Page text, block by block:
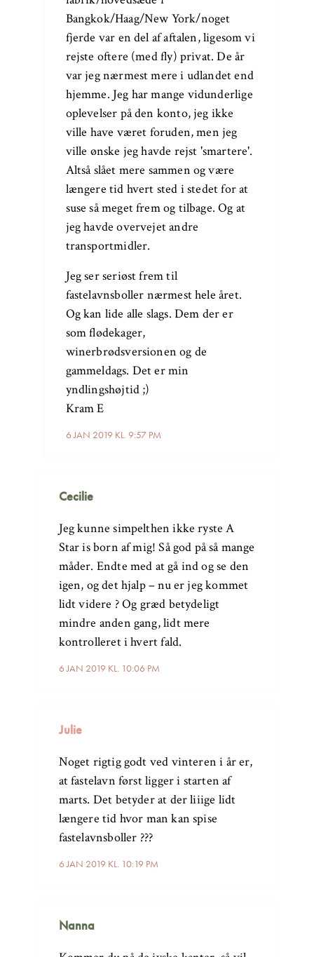
6 JAN 2019 KL. 9:57 PM
Bangkok/Haag/New York/noget
fjerde var en del af aftalen, ligesom vi
rejste oftere (med fly) privat. De år
var jeg nærmest mere i udlandet end
hjemme. Jeg har mange vidunderlige
oplevelser på den konto, jeg ikke
ville have været foruden, men jeg
ville ønske jeg havde rejst 'smartere'.
Altså slået mere sammen og være
længere tid hvert sted i stedet for at
suse så meget frem og tilbage. Og at
jeg havde overvejet andre
transportmidler.
Jeg ser seriøst frem til
fastelavnsboller nærmest hele året.
Og kan lide alle slags. Dem der er
som flødekager,
winerbrødsversionen og de
gammeldags. Det er min
yndlingshøjtid ;)
Kram E
Cecilie
6 JAN 2019 KL. 10:06 PM
Jeg kunne simpelthen ikke ryste A
Star is born af mig! Så god på så mange
måder. Endte med at gå ind og se den
igen, og det hjalp – nu er jeg kommet
lidt videre ? Og græd betydeligt
mindre anden gang, lidt mere
kontrolleret i hvert fald.
Julie
6 JAN 2019 KL. 10:19 PM
Noget rigtig godt ved vinteren i år er,
at fastelavn først ligger i starten af
marts. Det betyder at der liiige lidt
længere tid hvor man kan spise
fastelavnsboller ???
Nanna